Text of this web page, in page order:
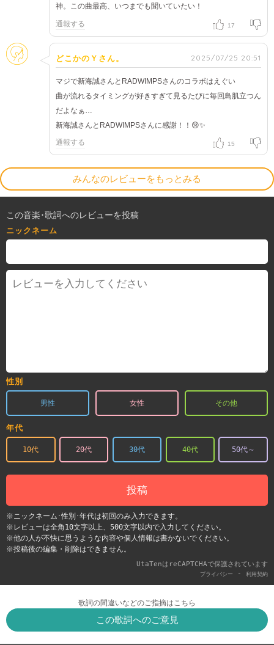
神。この曲最高、いつまでも聞いていたい！
通報する 17
そのほか
どこかのＹさん。 2025/07/25 20:51
マジで新海誠さんとRADWIMPSさんのコラボはえぐい
曲が流れるタイミングが好きすぎて見るたびに毎回鳥肌立つん
だよなぁ…
新海誠さんとRADWIMPSさんに感謝！！😢✨
通報する 15
みんなのレビューをもっとみる
この音楽･歌詞へのレビューを投稿
ニックネーム
性別
男性 女性 その他
年代
10代 20代 30代 40代 50代～
投稿
※ニックネーム･性別･年代は初回のみ入力できます。
※レビューは全角10文字以上、500文字以内で入力してください。
※他の人が不快に思うような内容や個人情報は書かないでください。
※投稿後の編集・削除はできません。
UtaTenはreCAPTCHAで保護されています
プライバシー - 利用契約
歌詞の間違いなどのご指摘はこちら
この歌詞へのご意見